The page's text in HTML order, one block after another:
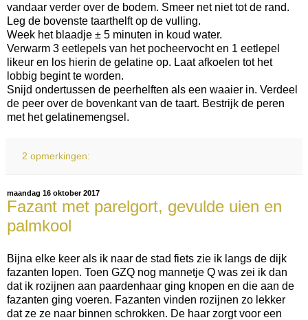
vandaar verder over de bodem. Smeer net niet tot de rand.
Leg de bovenste taarthelft op de vulling.
Week het blaadje ± 5 minuten in koud water.
Verwarm 3 eetlepels van het pocheervocht en 1 eetlepel
likeur en los hierin de gelatine op. Laat afkoelen tot het
lobbig begint te worden.
Snijd ondertussen de peerhelften als een waaier in. Verdeel
de peer over de bovenkant van de taart. Bestrijk de peren
met het gelatinemengsel.
2 opmerkingen:
maandag 16 oktober 2017
Fazant met parelgort, gevulde uien en
palmkool
Bijna elke keer als ik naar de stad fiets zie ik langs de dijk
fazanten lopen. Toen GZQ nog mannetje Q was zei ik dan
dat ik rozijnen aan paardenhaar ging knopen en die aan de
fazanten ging voeren. Fazanten vinden rozijnen zo lekker
dat ze ze naar binnen schrokken. De haar zorgt voor een